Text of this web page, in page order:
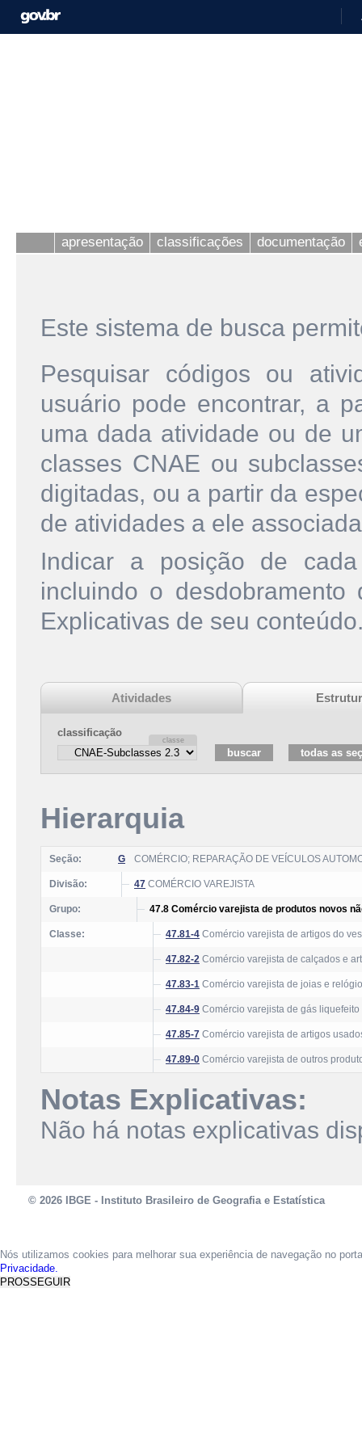
apresentação classificações documentação
Este sistema de busca
Pesquisar códigos ou
usuário pode encontrar, a
uma dada atividade ou de
classes CNAE ou
digitadas, ou a partir da
de atividades a ele
Indicar a posição de
incluindo o
Explicativas de seu
Atividades
classificação
Hierarquia
Seção: G COMÉRCIO; REPARAÇÃO DE VEÍCULOS
Divisão: 47 COMÉRCIO VAREJISTA
Grupo: 47.8 Comércio varejista de produtos novos
Classe: 47.81-4 Comércio varejista de artigos do
47.82-2 Comércio varejista de calçados e
47.83-1 Comércio varejista de joias e
47.84-9 Comércio varejista de gás
47.85-7 Comércio varejista de artigos
47.89-0 Comércio varejista de outros
Notas Explicativas:
Não há notas explicativas
© 2026 IBGE - Instituto Brasileiro de Geografia e Estatística
Nós utilizamos cookies para melhorar sua experiência de navegação no
Privacidade.
PROSSEGUIR